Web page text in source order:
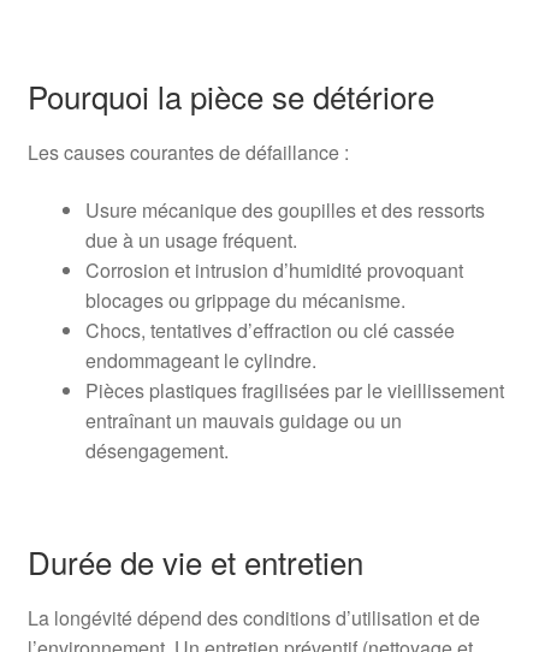
Pourquoi la pièce se détériore
Les causes courantes de défaillance :
Usure mécanique des goupilles et des ressorts
due à un usage fréquent.
Corrosion et intrusion d’humidité provoquant
blocages ou grippage du mécanisme.
Chocs, tentatives d’effraction ou clé cassée
endommageant le cylindre.
Pièces plastiques fragilisées par le vieillissement
entraînant un mauvais guidage ou un
désengagement.
Durée de vie et entretien
La longévité dépend des conditions d’utilisation et de